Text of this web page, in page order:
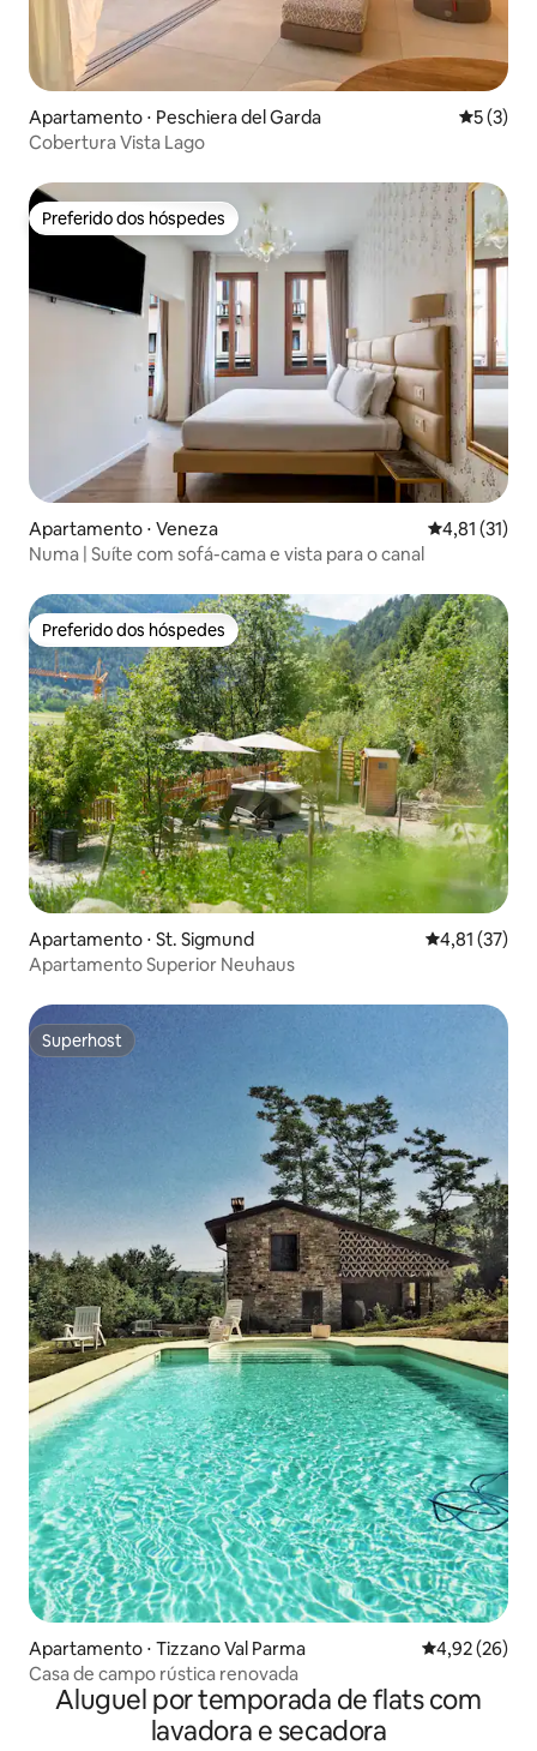
Apartamento ⋅ Peschiera del Garda 5 de
5 (3)
Cobertura Vista Lago
Preferido dos hóspedes
Preferido dos hóspedes
Apartamento ⋅ Veneza 4,81 de uma
4,81 (31)
Numa | Suíte com sofá-cama e vista para o canal
Preferido dos hóspedes
Preferido dos hóspedes
Apartamento ⋅ St. Sigmund 4,81 de uma
4,81 (37)
Apartamento Superior Neuhaus
Superhost
Superhost
Apartamento ⋅ Tizzano Val Parma 4,92 de uma
4,92 (26)
Casa de campo rústica renovada
Aluguel por temporada de flats com
lavadora e secadora